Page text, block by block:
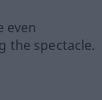
even
the spectacle.